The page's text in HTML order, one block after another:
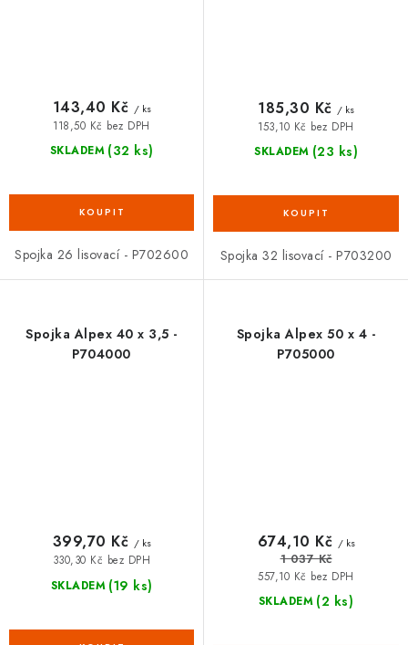
SKLADEM (32 ks)
118,50 Kč bez DPH
143,40 Kč / ks
Spojka 26 lisovací - P702600
SKLADEM (23 ks)
153,10 Kč bez DPH
185,30 Kč / ks
Spojka 32 lisovací - P703200
Spojka Alpex 40 x 3,5 -
P704000
SKLADEM (19 ks)
330,30 Kč bez DPH
399,70 Kč / ks
Spojka Alpex 50 x 4 -
P705000
SKLADEM (2 ks)
557,10 Kč bez DPH
674,10 Kč / ks
1 037 Kč